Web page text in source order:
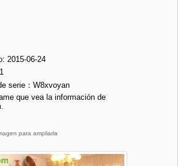
2015-06-24
serie：W8xvoyan
que vea la información de
para ampliarla